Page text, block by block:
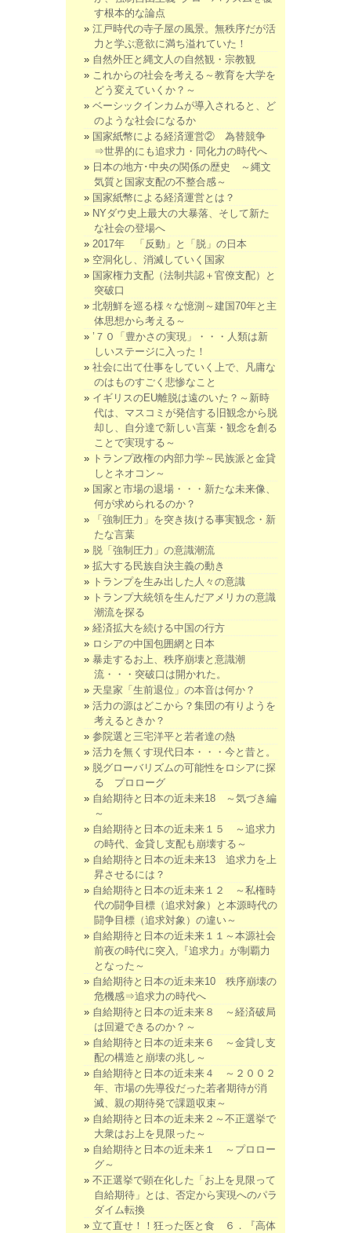
す根本的な論点
江戸時代の寺子屋の風景。無秩序だが活
力と学ぶ意欲に満ち溢れていた！
自然外圧と縄文人の自然観・宗教観
これからの社会を考える～教育を大学を
どう変えていくか？～
ベーシックインカムが導入されると、ど
のような社会になるか
国家紙幣による経済運営② 為替競争
⇒世界的にも追求力・同化力の時代へ
日本の地方･中央の関係の歴史 ～縄文
気質と国家支配の不整合感～
国家紙幣による経済運営とは？
NYダウ史上最大の大暴落、そして新た
な社会の登場へ
2017年 「反動」と「脱」の日本
空洞化し、消滅していく国家
国家権力支配（法制共認＋官僚支配）と
突破口
北朝鮮を巡る様々な憶測～建国70年と主
体思想から考える～
’７０「豊かさの実現」・・・人類は新
しいステージに入った！
社会に出て仕事をしていく上で、凡庸な
のはものすごく悲惨なこと
イギリスのEU離脱は遠のいた？～新時
代は、マスコミが発信する旧観念から脱
却し、自分達で新しい言葉・観念を創る
ことで実現する～
トランプ政権の内部力学～民族派と金貸
しとネオコン～
国家と市場の退場・・・新たな未来像、
何が求められるのか？
「強制圧力」を突き抜ける事実観念・新
たな言葉
脱「強制圧力」の意識潮流
拡大する民族自決主義の動き
トランプを生み出した人々の意識
トランプ大統領を生んだアメリカの意識
潮流を探る
経済拡大を続ける中国の行方
ロシアの中国包囲網と日本
暴走するお上、秩序崩壊と意識潮
流・・・突破口は開かれた。
天皇家「生前退位」の本音は何か？
活力の源はどこから？集団の有りようを
考えるときか？
参院選と三宅洋平と若者達の熱
活力を無くす現代日本・・・今と昔と。
脱グローバリズムの可能性をロシアに探
る プロローグ
自給期待と日本の近未来18 ～気づき編
～
自給期待と日本の近未来１５ ～追求力
の時代、金貸し支配も崩壊する～
自給期待と日本の近未来13 追求力を上
昇させるには？
自給期待と日本の近未来１２ ～私権時
代の闘争目標（追求対象）と本源時代の
闘争目標（追求対象）の違い～
自給期待と日本の近未来１１～本源社会
前夜の時代に突入,『追求力』が制覇力
となった～
自給期待と日本の近未来10 秩序崩壊の
危機感⇒追求力の時代へ
自給期待と日本の近未来８ ～経済破局
は回避できるのか？～
自給期待と日本の近未来６ ～金貸し支
配の構造と崩壊の兆し～
自給期待と日本の近未来４ ～２００２
年、市場の先導役だった若者期待が消
滅、親の期待発で課題収束～
自給期待と日本の近未来２～不正選挙で
大衆はお上を見限った～
自給期待と日本の近未来１ ～プロロー
グ～
不正選挙で顕在化した「お上を見限って
自給期待」とは、否定から実現へのパラ
ダイム転換
立て直せ！！狂った医と食 ６．『高体